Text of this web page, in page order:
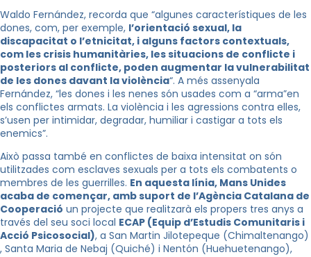
Waldo Fernández, recorda que “algunes característiques de les
dones, com, per exemple, l’orientació sexual, la
discapacitat o l’etnicitat, i alguns factors contextuals,
com les crisis humanitàries, les situacions de conflicte i
posteriors al conflicte, poden augmentar la vulnerabilitat
de les dones davant la violència“. A més assenyala
Fernández, “les dones i les nenes són usades com a “arma”en
els conflictes armats. La violència i les agressions contra elles,
s’usen per intimidar, degradar, humiliar i castigar a tots els
enemics”.
Això passa també en conflictes de baixa intensitat on són
utilitzades com esclaves sexuals per a tots els combatents o
membres de les guerrilles. En aquesta línia, Mans Unides
acaba de començar, amb suport de l’Agència Catalana de
Cooperació un projecte que realitzarà els propers tres anys a
través del seu soci local ECAP (Equip d’Estudis Comunitaris i
Acció Psicosocial), a San Martin Jilotepeque (Chimaltenango)
, Santa Maria de Nebaj (Quiché) i Nentón (Huehuetenango),